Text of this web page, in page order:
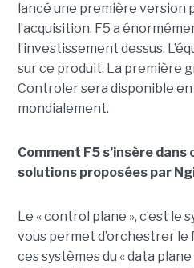
lancé une première version
l’acquisition. F5 a
l’investissement dessus.
sur ce produit. La première
Controler sera disponible en
mondialement.
Comment F5 s’insère dans
solutions proposées par
Le « control plane », c’est le
vous permet d’orchestrer
ces systèmes du « data plane